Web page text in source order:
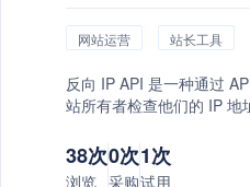
网站运营 站长工具
反向 IP API 是一种通过
站所有者检查他们的 IP 地
38次
浏览
0次
采购
1次
试用